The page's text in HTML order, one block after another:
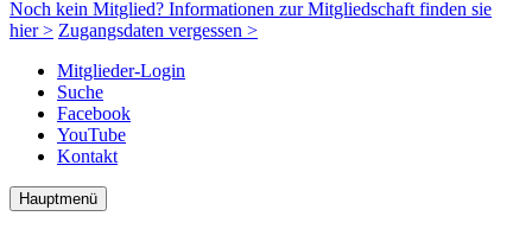
Noch kein Mitglied? Informationen zur Mitgliedschaft finden sie
hier > Zugangsdaten vergessen >
Mitglieder-Login
Suche
Facebook
YouTube
Kontakt
Hauptmenü